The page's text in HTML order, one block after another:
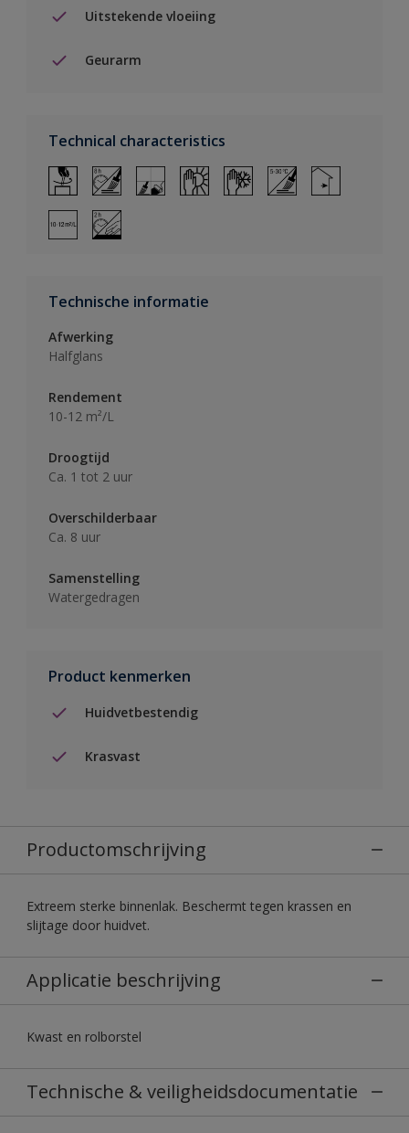
Uitstekende vloeiing
Geurarm
Technical characteristics
Technische informatie
Afwerking
Halfglans
Rendement
10-12 m²/L
Droogtijd
Ca. 1 tot 2 uur
Overschilderbaar
Ca. 8 uur
Samenstelling
Watergedragen
Product kenmerken
Huidvetbestendig
Krasvast
Productomschrijving
Extreem sterke binnenlak. Beschermt tegen krassen en
slijtage door huidvet.
Applicatie beschrijving
Kwast en rolborstel
Technische & veiligheidsdocumentatie